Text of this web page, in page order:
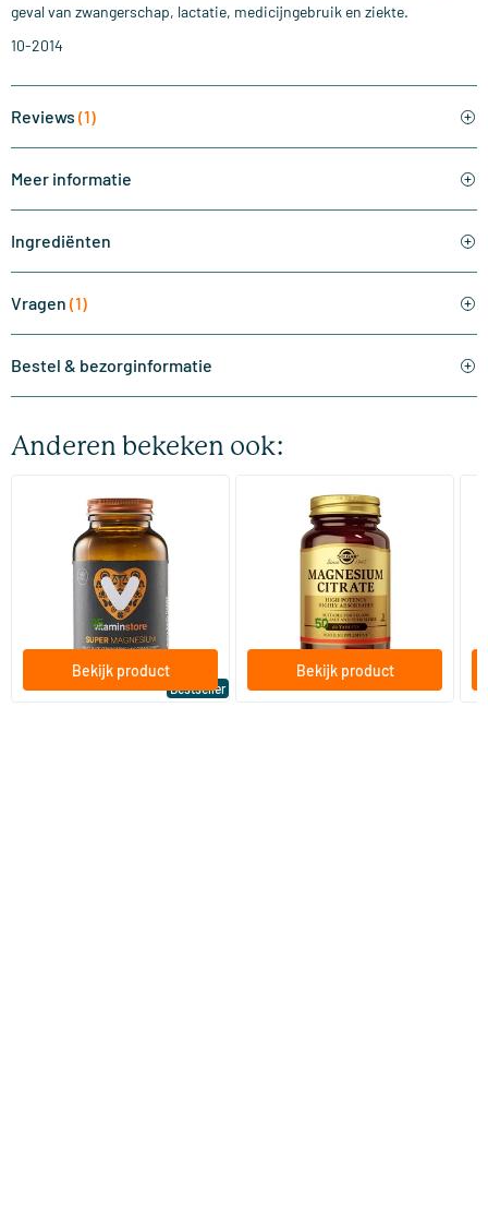
geval van zwangerschap, lactatie, medicijngebruik en ziekte.
10-2014
Reviews (1)
Meer informatie
Ingrediënten
Vragen (1)
Bestel & bezorginformatie
Anderen bekeken ook:
Bestseller
(510)
Super Magnesium
60/​120 tabletten
Vitaminstore
95
Bekijk product
(287)
Magnesium Citrate
(Magnesium Citraat)
60/​120 tabletten
Solgar Vitamins
16.50
Bekijk product